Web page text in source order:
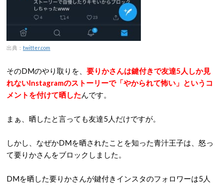
出典： twitter.com
そのDMのやり取りを、 要りかさんは鍵付きで友達5人しか見
れないInstagramのストーリーで「やかられて怖い」というコ
メントを付けて晒したんです。
まぁ、晒したと言っても友達5人だけですが。
しかし、なぜかDMを晒されたことを知った青汁王子は、怒っ
て要りかさんをブロックしました。
DMを晒した要りかさんが鍵付きインスタのフォロワーは5人